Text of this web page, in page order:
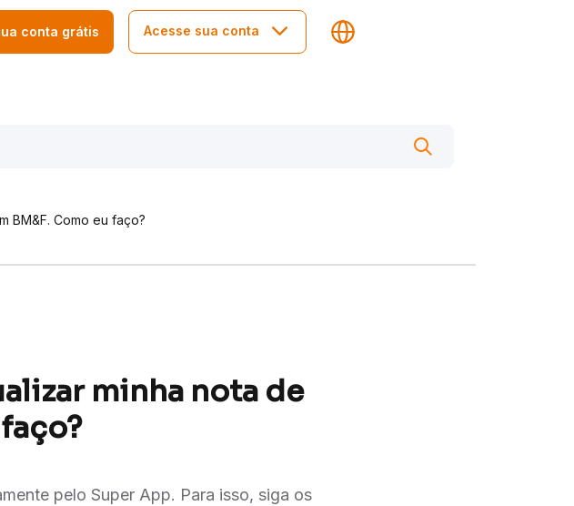
conta grátis Acesse sua conta
BM&F. Como eu faço?
minha nota de
pelo Super App. Para isso, siga os